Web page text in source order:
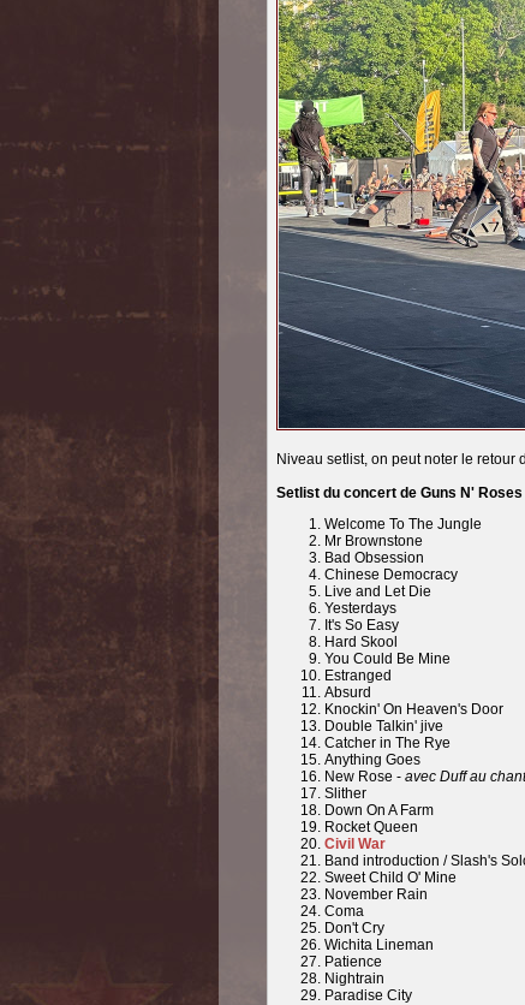
Niveau setlist, on peut noter le retour
Setlist du concert de Guns N'
Welcome To The Jungle
Mr Brownstone
Bad Obsession
Chinese Democracy
Live and Let Die
Yesterdays
It's So Easy
Hard Skool
You Could Be Mine
Estranged
Absurd
Knockin' On Heaven's Door
Double Talkin' jive
Catcher in The Rye
Anything Goes
New Rose - avec Duff au chant
Slither
Down On A Farm
Rocket Queen
Civil War
Band introduction / Slash's
Sweet Child O' Mine
November Rain
Coma
Don't Cry
Wichita Lineman
Patience
Nightrain
Paradise City